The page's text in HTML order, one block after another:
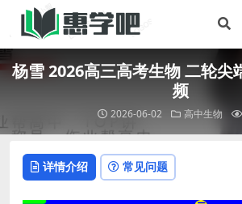
杨雪 2026高三高考生物 二轮尖
频
2026-06-02 高中生物
详情介绍 常见问题